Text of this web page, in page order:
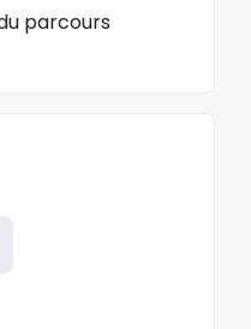
parcours